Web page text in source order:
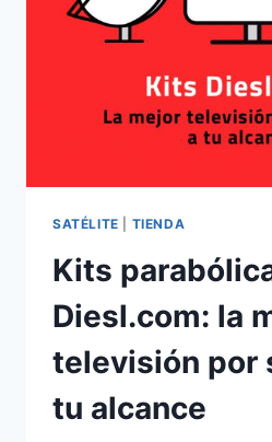
SATÉLITE TIENDA
Kits
Diesl.com: la
televisión por
tu alcance